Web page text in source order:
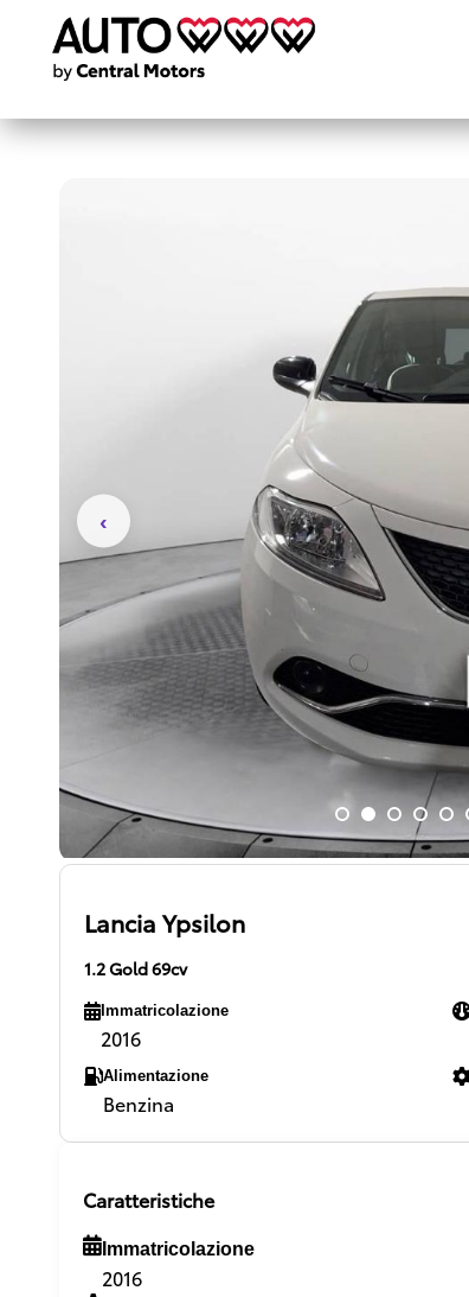
Lancia Ypsilon
1.2 Gold 69cv
Immatricolazione
2016
Alimentazione
Benzina
Caratteristiche
Immatricolazione
2016